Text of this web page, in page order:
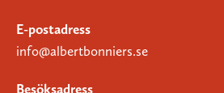
E-postadress
info@albertbonniers.se
Besöksadress